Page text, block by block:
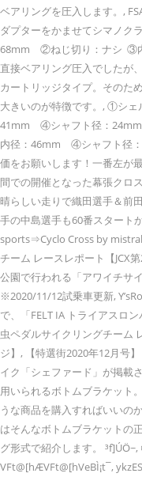
ベアリングを圧入します。,
ダプターをかませてシマノク
68mm ②ねじ切り：ナシ ③
直接ベアリング圧入でしたが
カートリッジタイプ。そのた
大きいのが特徴です。, ①シ
41mm ④シャフト径：
内径：46mm ④シャフト径：
価をお願いします！一番左が
間での開催となった幕張クロ
晴らしい走りで織田選手＆前
手の中島選手も60番スタート
sports⇒Cyclo Cross by
チーム レースレポート【JCX
公園で行われる「アワイチサ
※2020/11/12試乗車更新,
で、「FELT IA トライアスロ
虫ペダルサイクリングチーム
ジ】, 【特選街2020年12月号
イク「シェファード」が掲載
用いられるボトムブラケット
うな商品を購入すればいいの
はそんなボトムブラケットの
グ形式で紹介します。 ³f]ÚÖ~,
VFt@[hÆVFt@[hVeBÌ¡t¯,